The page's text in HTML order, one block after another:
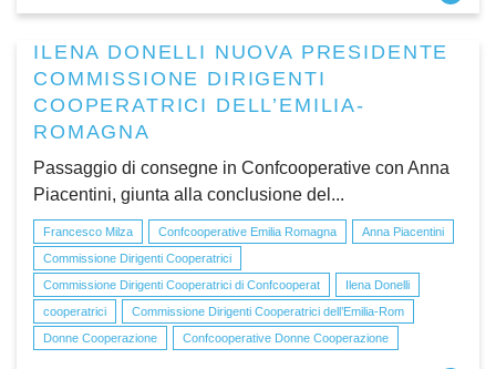
ILENA DONELLI NUOVA PRESIDENTE
COMMISSIONE DIRIGENTI
COOPERATRICI DELL’EMILIA-
ROMAGNA
Passaggio di consegne in Confcooperative con Anna
Piacentini, giunta alla conclusione del...
Francesco Milza Confcooperative Emilia Romagna
Anna Piacentini
Commissione Dirigenti Cooperatrici
Commissione Dirigenti Cooperatrici di Confcooperat
Ilena Donelli
cooperatrici
Commissione Dirigenti Cooperatrici dell’Emilia-Rom
Donne Cooperazione
Confcooperative Donne Cooperazione